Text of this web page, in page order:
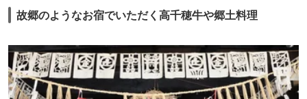
故郷のようなお宿でいただく高千穂牛や郷土料理